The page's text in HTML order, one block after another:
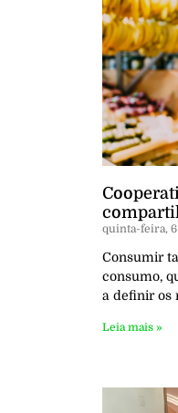
quinta-feira, 6
Consumir
consumo,
a definir os
Leia mais »